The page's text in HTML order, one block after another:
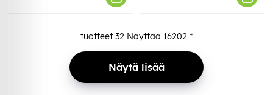
tuotteet 32 Näyttää 16202 *
Näytä lisää